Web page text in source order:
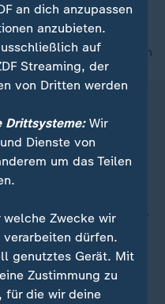
nach oben
an dich anzupassen
anzubieten.
auf
Streaming, der
von Dritten werden
Drittsysteme:Wir
Dienste von
um das Teilen
Zwecke wir
dürfen.
genutztes Gerät. Mit
Zustimmung zu
für die wir deine